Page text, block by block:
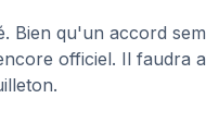
Bien qu'un accord
officiel. Il faudra